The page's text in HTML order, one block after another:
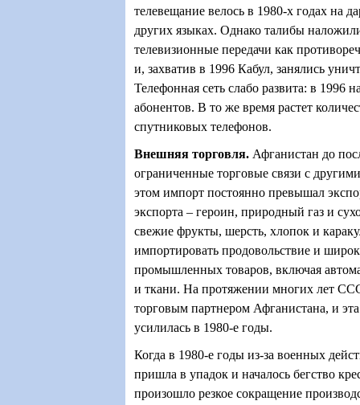
телевещание велось в 1980-х годах на
других языках. Однако талибы
телевизионные передачи как
и, захватив в 1996 Кабул, занялись
Телефонная сеть слабо развита: в 1996
абонентов. В то же время растет
спутниковых телефонов.
Внешняя торговля. Афганистан до
ограниченные торговые связи с
этом импорт постоянно превышал
экспорта – героин, природный газ и
свежие фрукты, шерсть, хлопок и
импортировать продовольствие и
промышленных товаров, включая
и ткани. На протяжении многих лет
торговым партнером Афганистана, и
усилилась в 1980-е годы.
Когда в 1980-е годы из-за военных
пришла в упадок и началось бегство
произошло резкое сокращение